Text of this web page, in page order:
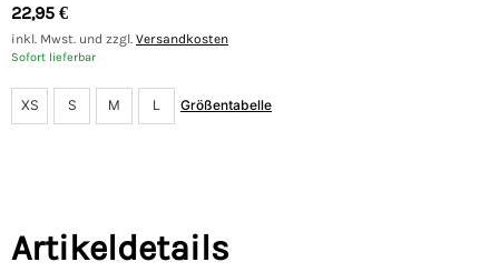
22,95 €
inkl. Mwst. und zzgl. Versandkosten
Sofort lieferbar
XS S M L Größentabelle
Artikeldetails